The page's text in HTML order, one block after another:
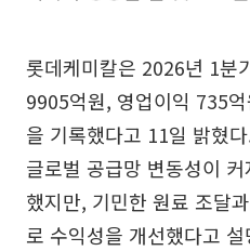
롯데케미칼은 2026년 1분
9905억원, 영업이익 735
을 기록했다고 11일 밝혔
글로벌 공급망 변동성이
했지만, 기민한 원료 조달
로 수익성을 개선했다고